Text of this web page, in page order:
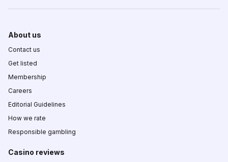
About us
Contact us
Get listed
Membership
Careers
Editorial Guidelines
How we rate
Responsible gambling
Casino reviews